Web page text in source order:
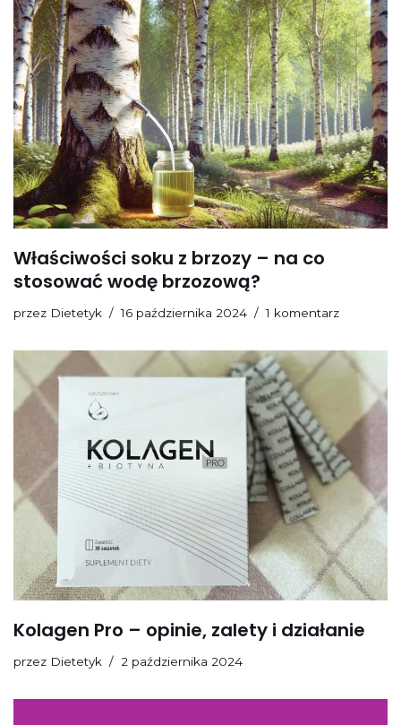
Właściwości soku z brzozy – na co
stosować wodę brzozową?
przez Dietetyk 16 października 2024 1 komentarz
Kolagen Pro – opinie, zalety i działanie
przez Dietetyk 2 października 2024